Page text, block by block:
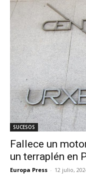
SUCESOS
Fallece un
un terraplén en
Europa Press - 12 julio,